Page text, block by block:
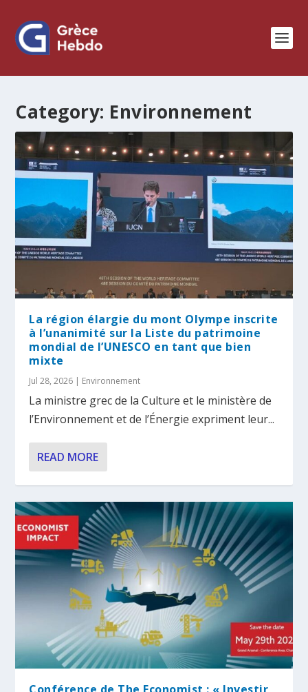
Category: Environnement
La région élargie du mont Olympe inscrite
à l’unanimité sur la Liste du patrimoine
mondial de l’UNESCO en tant que bien
mixte
Jul 28, 2026 | Environnement
La ministre grec de la Culture et le ministère de
l’Environnement et de l’Énergie expriment leur...
READ MORE
Conférence de The Economist : « Investir